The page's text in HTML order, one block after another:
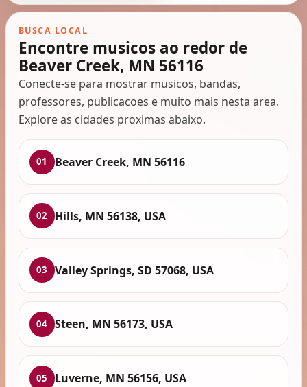
BUSCA LOCAL
Encontre musicos ao redor de
Beaver Creek, MN 56116
Conecte-se para mostrar musicos, bandas,
professores, publicacoes e muito mais nesta area.
Explore as cidades proximas abaixo.
01 Beaver Creek, MN 56116
02 Hills, MN 56138, USA
03 Valley Springs, SD 57068, USA
04 Steen, MN 56173, USA
05 Luverne, MN 56156, USA